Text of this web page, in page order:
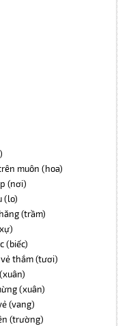
muôn (hoa)
(nơi)
(lo)
(trầm)
(biếc)
thắm (tươi)
(xuân)
(vang)
(trường)